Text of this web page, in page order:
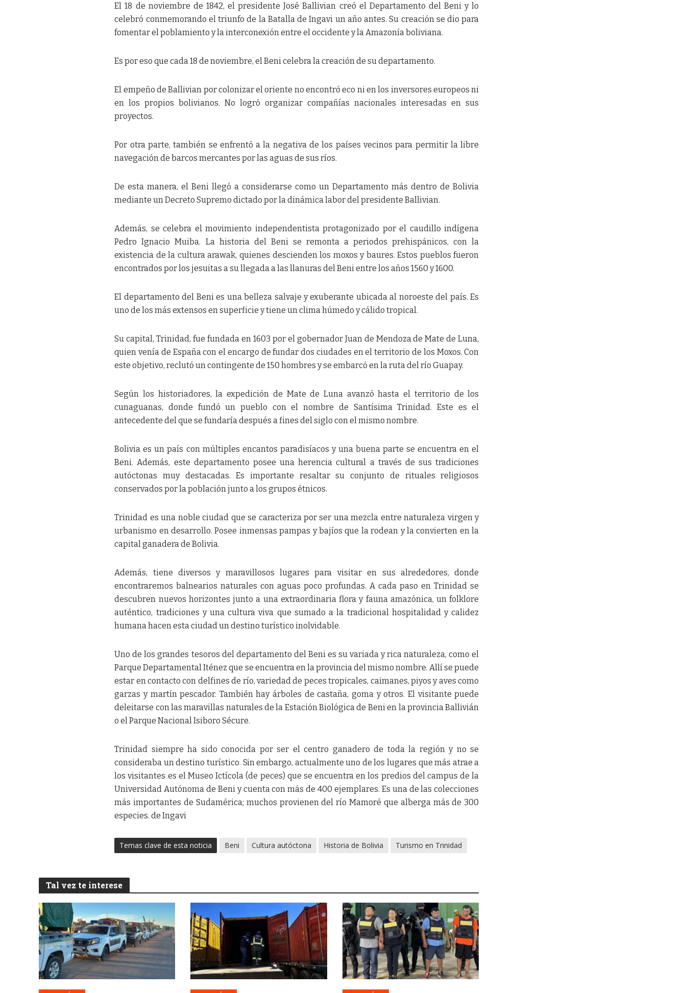
El 18 de noviembre de 1842, el presidente José Ballivian creó el Departamento del Beni y lo
celebró conmemorando el triunfo de la Batalla de Ingavi un año antes. Su creación se dio para
fomentar el poblamiento y la interconexión entre el occidente y la Amazonía boliviana.
Es por eso que cada 18 de noviembre, el Beni celebra la creación de su departamento.
El empeño de Ballivian por colonizar el oriente no encontró eco ni en los inversores europeos ni
en los propios bolivianos. No logró organizar compañías nacionales interesadas en sus
proyectos.
Por otra parte, también se enfrentó a la negativa de los países vecinos para permitir la libre
navegación de barcos mercantes por las aguas de sus ríos.
De esta manera, el Beni llegó a considerarse como un Departamento más dentro de Bolivia
mediante un Decreto Supremo dictado por la dinámica labor del presidente Ballivian.
Además, se celebra el movimiento independentista protagonizado por el caudillo indígena
Pedro Ignacio Muiba. La historia del Beni se remonta a periodos prehispánicos, con la
existencia de la cultura arawak, quienes descienden los moxos y baures. Estos pueblos fueron
encontrados por los jesuitas a su llegada a las llanuras del Beni entre los años 1560 y 1600.
El departamento del Beni es una belleza salvaje y exuberante ubicada al noroeste del país. Es
uno de los más extensos en superficie y tiene un clima húmedo y cálido tropical.
Su capital, Trinidad, fue fundada en 1603 por el gobernador Juan de Mendoza de Mate de Luna,
quien venía de España con el encargo de fundar dos ciudades en el territorio de los Moxos. Con
este objetivo, reclutó un contingente de 150 hombres y se embarcó en la ruta del río Guapay.
Según los historiadores, la expedición de Mate de Luna avanzó hasta el territorio de los
cunaguanas, donde fundó un pueblo con el nombre de Santísima Trinidad. Este es el
antecedente del que se fundaría después a fines del siglo con el mismo nombre.
Bolivia es un país con múltiples encantos paradisíacos y una buena parte se encuentra en el
Beni. Además, este departamento posee una herencia cultural a través de sus tradiciones
autóctonas muy destacadas. Es importante resaltar su conjunto de rituales religiosos
conservados por la población junto a los grupos étnicos.
Trinidad es una noble ciudad que se caracteriza por ser una mezcla entre naturaleza virgen y
urbanismo en desarrollo. Posee inmensas pampas y bajíos que la rodean y la convierten en la
capital ganadera de Bolivia.
Además, tiene diversos y maravillosos lugares para visitar en sus alrededores, donde
encontraremos balnearios naturales con aguas poco profundas. A cada paso en Trinidad se
descubren nuevos horizontes junto a una extraordinaria flora y fauna amazónica, un folklore
auténtico, tradiciones y una cultura viva que sumado a la tradicional hospitalidad y calidez
humana hacen esta ciudad un destino turístico inolvidable.
Uno de los grandes tesoros del departamento del Beni es su variada y rica naturaleza, como el
Parque Departamental Iténez que se encuentra en la provincia del mismo nombre. Allí se puede
estar en contacto con delfines de río, variedad de peces tropicales, caimanes, piyos y aves como
garzas y martín pescador. También hay árboles de castaña, goma y otros. El visitante puede
deleitarse con las maravillas naturales de la Estación Biológica de Beni en la provincia Ballivián
o el Parque Nacional Isiboro Sécure.
Trinidad siempre ha sido conocida por ser el centro ganadero de toda la región y no se
consideraba un destino turístico. Sin embargo, actualmente uno de los lugares que más atrae a
los visitantes es el Museo Ictícola (de peces) que se encuentra en los predios del campus de la
Universidad Autónoma de Beni y cuenta con más de 400 ejemplares. Es una de las colecciones
más importantes de Sudamérica; muchos provienen del río Mamoré que alberga más de 300
especies. de Ingavi
Temas clave de esta noticia Beni Cultura autóctona Historia de Bolivia Turismo en Trinidad
Tal vez te interese